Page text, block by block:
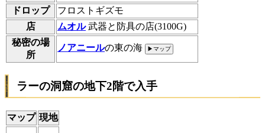
ドロップ
フロストギズモ
店
ムオル武器と防具の店(3100G)
秘密の場
所
ノアニールの東の海 ▶マップ
ラーの洞窟の地下2階で入手
マップ 現地